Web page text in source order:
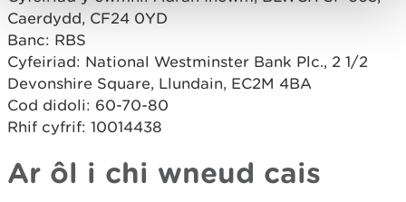
Caerdydd, CF24 0YD
Banc: RBS
Cyfeiriad: National Westminster Bank Plc., 2 1/2
Devonshire Square, Llundain, EC2M 4BA
Cod didoli: 60-70-80
Rhif cyfrif: 10014438
Ar ôl i chi wneud cais